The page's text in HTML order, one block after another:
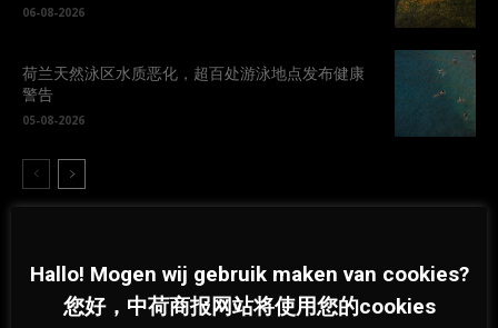
06-08-2026
荷兰天然泳区水质恶化，超百处游泳地点发布健康
警告
05-08-2026
Hallo! Mogen wij gebruik maken van cookies?
您好，中荷商报网站将使用您的cookies